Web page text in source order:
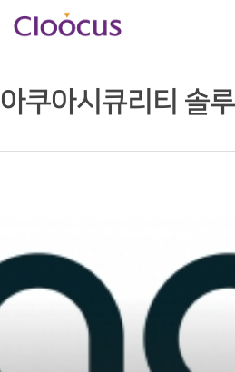
Hit enter to search or ESC to close
아쿠아시큐리티 솔